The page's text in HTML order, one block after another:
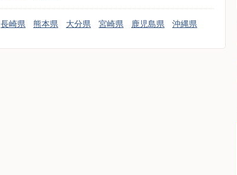
長崎県 熊本県 大分県 宮崎県 鹿児島県 沖縄県